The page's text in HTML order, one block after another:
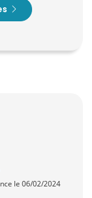
le 06/02/2024